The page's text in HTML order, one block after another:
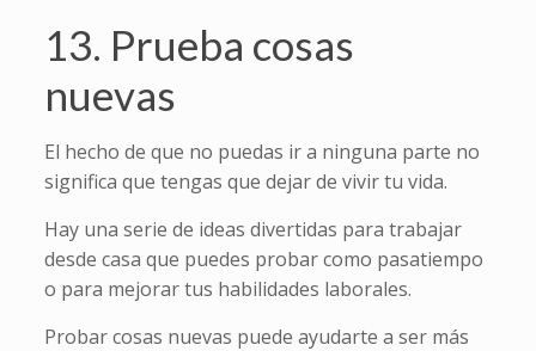
13. Prueba cosas
nuevas
El hecho de que no puedas ir a ninguna parte no
significa que tengas que dejar de vivir tu vida.
Hay una serie de ideas divertidas para trabajar
desde casa que puedes probar como pasatiempo
o para mejorar tus habilidades laborales.
Probar cosas nuevas puede ayudarte a ser más